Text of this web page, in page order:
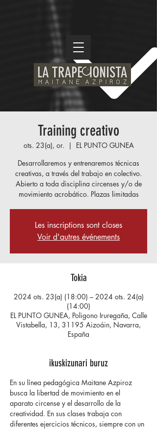
Training creativo
ots. 23(a), or.
  |
EL PUNTO GUNEA
Desarrollaremos y entrenaremos técnicas
creativas, a través del trabajo en colectivo.
Abierto a toda disciplina circenses y/o de
movimiento acrobático. Plazas limitadas
Les inscriptions sont closes
Voir d'autres événements
Tokia
2024 ots. 23(a) (18:00) – 2024 ots. 24(a)
(14:00)
EL PUNTO GUNEA, Poligono Iruregaña, Calle
Vistabella, 13, 31195 Aizoáin, Navarra,
España
ikuskizunari buruz
En su línea pedagógica Maitane Azpiroz
busca la libertad de movimiento en el
aparato circense y el desarrollo de la
creatividad. En sus clases trabaja con
diferentes ejercicios técnicos, siempre con un